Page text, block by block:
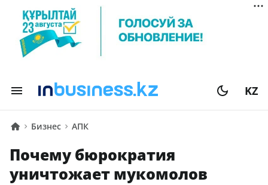
KZ
Бизнес АПК
Почему бюрократия
уничтожает мукомолов